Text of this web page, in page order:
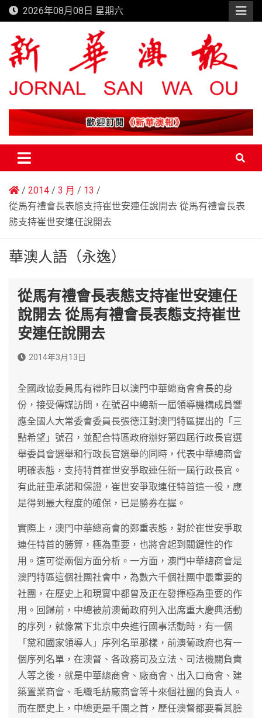
Skip
to
content
2026年08月08日 星期六
新華澳報
2014 3 月
13
從馬有禮會長表態支持崔世安連任說開去 從馬有禮會長表
態支持崔世安連任說開去
華澳人語（永逸）
從馬有禮會長表態支持崔世安連任
說開去 從馬有禮會長表態支持崔世
安連任說開去
2014年3月13日
全國政協委員馬有禮昨日以澳門中華總商會會長的身
份，接受傳媒訪問，在號召中總新一屆領導機構成員響
應全國人大常委會委員長張德江對澳門特區提出的「三
點希望」號召，並配合特區政府辦好第四屆行政長官選
舉委員會選舉和行政長官選舉的同時，代表中華總商會
明確表態，支持特首崔世安爭取連任新一屆行政長官。
有此莊重承諾和保證，崔世安爭取連任特首這一役，應
是得到最大程度的確保，已是勝券在握。
實際上，澳門中華總商會的鄭重表態，對於崔世安爭取
連任特首的勝算，極為重要，也將會起到關鍵性的作
用。這可從兩個方面分析。一方面，澳門中華總商會是
澳門特區這個社團社會中，為數六千個社團中最重要的
社團，在歷史上和現實中都曾及正在發揮極為重要的作
用。回歸前，中總被前澳葡政府列入出席重大慶典活動
的序列，就像當下北京中央進行國事活動時，有一個
「黨和國家領導人」序列名單那樣，前澳葡政府也有一
個序列名單，在澳督、各政務司及立法、司法機關負責
人等之後，就是中華總商會、廠商會、出入口商會、建
築置業商會、毛織毛紡廠商會等十來個社團的負責人。
而在歷史上，中總更是千團之首，歷任澳督都要看其臉